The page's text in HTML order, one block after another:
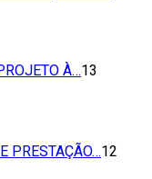
À…13
PRESTAÇÃO…12